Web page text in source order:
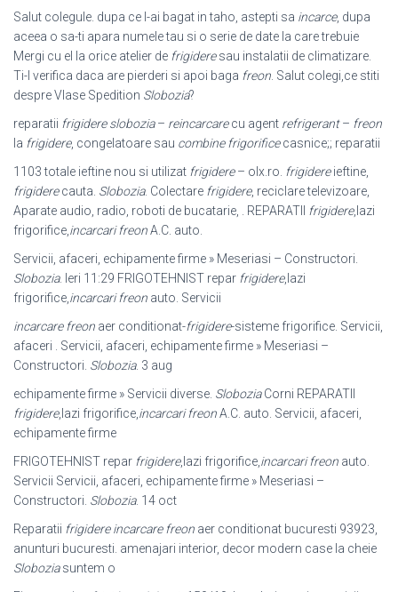
Salut colegule. dupa ce l-ai bagat in taho, astepti sa incarce, dupa
aceea o sa-ti apara numele tau si o serie de date la care trebuie
Mergi cu el la orice atelier de frigideresau instalatii de climatizare.
Ti-l verifica daca are pierderi si apoi baga freon . Salut colegi,ce stiti
despre Vlase Spedition Slobozia?
reparatii frigidere slobozia– reincarcarecu agent refrigerant– freon
la frigidere, congelatoare sau combine frigorificecasnice;; reparatii
1103 totale ieftine nou si utilizat frigidere– olx.ro. frigidereieftine,
frigiderecauta. Slobozia. Colectare frigidere, reciclare televizoare,
Aparate audio, radio, roboti de bucatarie, . REPARATII
frigidere,lazi
frigorifice, incarcari freonA.C. auto.
Servicii, afaceri, echipamente firme » Meseriasi – Constructori.
Slobozia. Ieri 11:29 FRIGOTEHNIST repar frigidere,lazi
frigorifice, incarcari freon auto. Servicii
incarcare freon aer conditionat-frigidere-sisteme frigorifice. Servicii,
afaceri . Servicii, afaceri, echipamente firme » Meseriasi –
Constructori. Slobozia. 3 aug
echipamente firme » Servicii diverse. SloboziaCorni REPARATII
frigidere, lazi frigorifice, incarcari freonA.C. auto. Servicii, afaceri,
echipamente firme
FRIGOTEHNIST repar frigidere,lazi frigorifice, incarcari freon auto.
Servicii Servicii, afaceri, echipamente firme » Meseriasi –
Constructori. Slobozia. 14 oct
Reparatii frigidere incarcare freon aer conditionat bucuresti 93923,
anunturi bucuresti. amenajari interior, decor modern case la cheie
Sloboziasuntem o